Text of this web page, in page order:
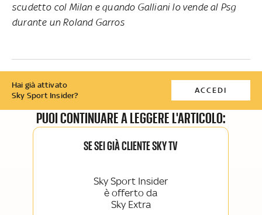
scudetto col Milan e quando Galliani lo vende al Psg
durante un Roland Garros
Hai già attivato
Sky Sport Insider?
ACCEDI
PUOI CONTINUARE A LEGGERE L'ARTICOLO:
SE SEI GIÀ CLIENTE SKY TV
Sky Sport Insider
è offerto da
Sky Extra